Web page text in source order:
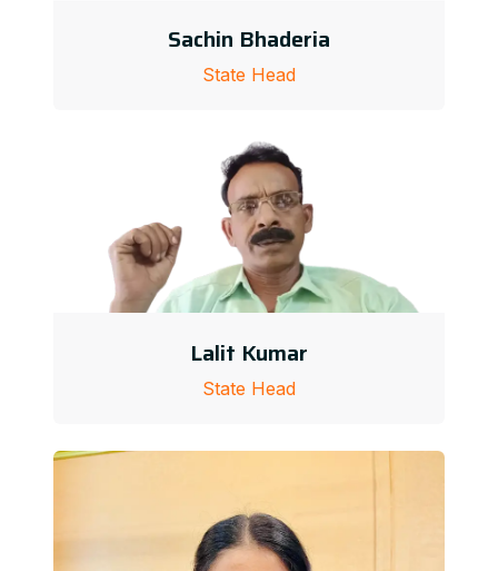
Sachin Bhaderia
State Head
Lalit Kumar
State Head